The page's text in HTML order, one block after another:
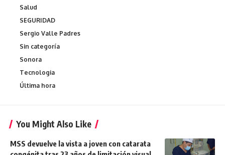
Salud
SEGURIDAD
Sergio Valle Padres
Sin categoría
Sonora
Tecnologia
Última hora
You Might Also Like
MSS devuelve la vista a joven con catarata